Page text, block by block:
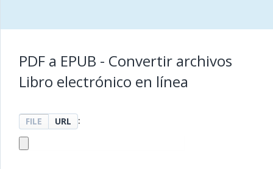
PDF a EPUB - Convertir archivos
Libro electrónico en línea
FILE URL :